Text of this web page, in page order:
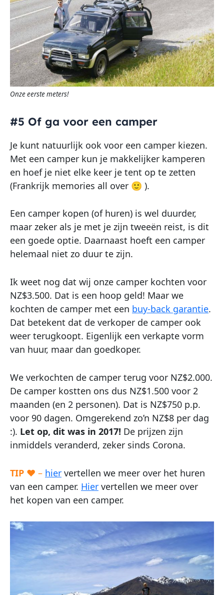
Onze eerste meters!
#5 Of ga voor een camper
Je kunt natuurlijk ook voor een camper kiezen.
Met een camper kun je makkelijker kamperen
en hoef je niet elke keer je tent op te zetten
(Frankrijk memories all over 🙂 ).
Een camper kopen (of huren) is wel duurder,
maar zeker als je met je zijn tweeën reist, is dit
een goede optie. Daarnaast hoeft een camper
helemaal niet zo duur te zijn.
Ik weet nog dat wij onze camper kochten voor
NZ$3.500. Dat is een hoop geld! Maar we
kochten de camper met een buy-back garantie.
Dat betekent dat de verkoper de camper ook
weer terugkoopt. Eigenlijk een verkapte vorm
van huur, maar dan goedkoper.
We verkochten de camper terug voor NZ$2.000.
De camper kostten ons dus NZ$1.500 voor 2
maanden (en 2 personen). Dat is NZ$750 p.p.
voor 90 dagen. Omgerekend zo’n NZ$8 per dag
:). Let op, dit was in 2017! De prijzen zijn
inmiddels veranderd, zeker sinds Corona.
TIP ♥ – hier vertellen we meer over het huren
van een camper. Hier vertellen we meer over
het kopen van een camper.